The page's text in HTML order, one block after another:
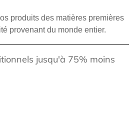
produits des matières premières
provenant du monde entier.
jusqu'à 75% moins